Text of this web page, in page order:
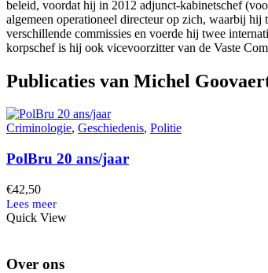
beleid, voordat hij in 2012 adjunct-kabinetschef
algemeen operationeel directeur op zich, waarbij
verschillende commissies en voerde hij twee
korpschef is hij ook vicevoorzitter van de Vaste
Publicaties van Michel
Criminologie, Geschiedenis, Politie
PolBru 20 ans/jaar
€42,50
Quick View
Over ons